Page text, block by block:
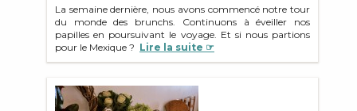
La semaine dernière, nous avons commencé notre tour
du monde des brunchs. Continuons à éveiller nos
papilles en poursuivant le voyage. Et si nous partions
pour le Mexique ? Lire la suite ☞